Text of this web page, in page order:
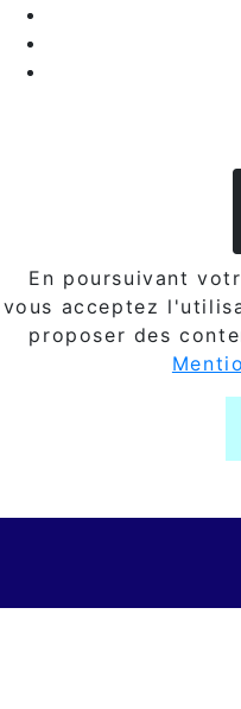
En poursuivant
vous acceptez
proposer des